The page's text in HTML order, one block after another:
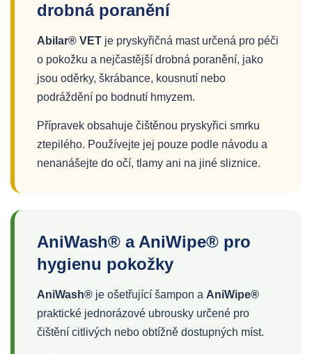
drobná poranění
Abilar® VET je pryskyřičná mast určená pro péči
o pokožku a nejčastější drobná poranění, jako
jsou oděrky, škrábance, kousnutí nebo
podráždění po bodnutí hmyzem.
Přípravek obsahuje čištěnou pryskyřici smrku
ztepilého. Používejte jej pouze podle návodu a
nenanášejte do očí, tlamy ani na jiné sliznice.
AniWash® a AniWipe® pro
hygienu pokožky
AniWash® je ošetřující šampon a AniWipe®
praktické jednorázové ubrousky určené pro
čištění citlivých nebo obtížně dostupných míst.